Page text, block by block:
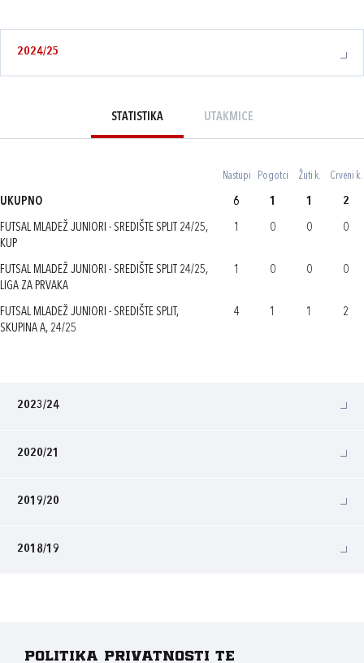
2024/25
STATISTIKA UTAKMICE
Nastupi Pogotci Žuti k. Crveni k.
UKUPNO 6 1 1 2
FUTSAL MLADEŽ JUNIORI - SREDIŠTE SPLIT 24/25,
KUP
1 0 0 0
FUTSAL MLADEŽ JUNIORI - SREDIŠTE SPLIT 24/25,
LIGA ZA PRVAKA
1 0 0 0
FUTSAL MLADEŽ JUNIORI - SREDIŠTE SPLIT,
SKUPINA A, 24/25
4 1 1 2
2023/24
2020/21
2019/20
2018/19
Politika privatnosti te